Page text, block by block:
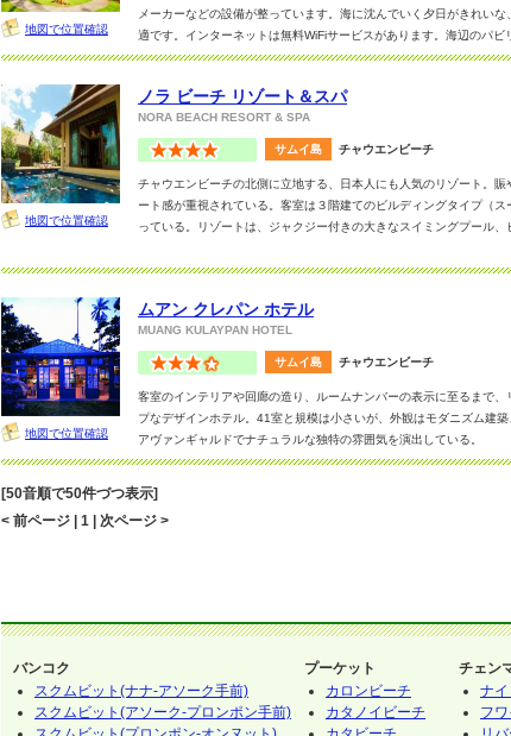
地図で位置確認
メーカーなどの設備が整っています。海に沈んでいく夕日がきれい
適です。インターネットは無料WiFiサービスがあります。海辺のパ
メントを堪能できます。レストランではライブミュージックを聞き
地図で位置確認
ノラ ビーチ リゾート＆スパ
NORA BEACH RESORT & SPA
チャウエンビーチの北側に立地する、日本人にも人気のリゾート。
ート感が重視されている。客室は３階建てのビルディングタイプ（
っている。リゾートは、ジャクジー付きの大きなスイミングプール
る。素朴で、懐かしい感じのするリゾート。
をベースにシックにまとまり、心地良い。
サムイ島 チャウエンビーチ
地図で位置確認
ムアン クレパン ホテル
MUANG KULAYPAN HOTEL
客室のインテリアや回廊の造り、ルームナンバーの表示に至るまで
プなデザインホテル。41室と規模は小さいが、外観はモダニズム建
アヴァンギャルドでナチュラルな独特の雰囲気を演出している。
リゾートの随所には和のテイストも随所に見られ、ヴィヴィットな
ホテルは、全室シャワーのみとなっているので、バスタブが無くても
備、アメニティが揃い快適、インターネットも有料だかご利用可。
サムイ島 チャウエンビーチ
[50音順で50件づつ表示]
< 前ページ | 1 | 次ページ >
バンコク
スクムビット(ナナ-アソーク手前)
スクムビット(アソーク-プロンポン手前)
プーケット
カロンビーチ
カタノイビーチ
チェン
ナ
フ